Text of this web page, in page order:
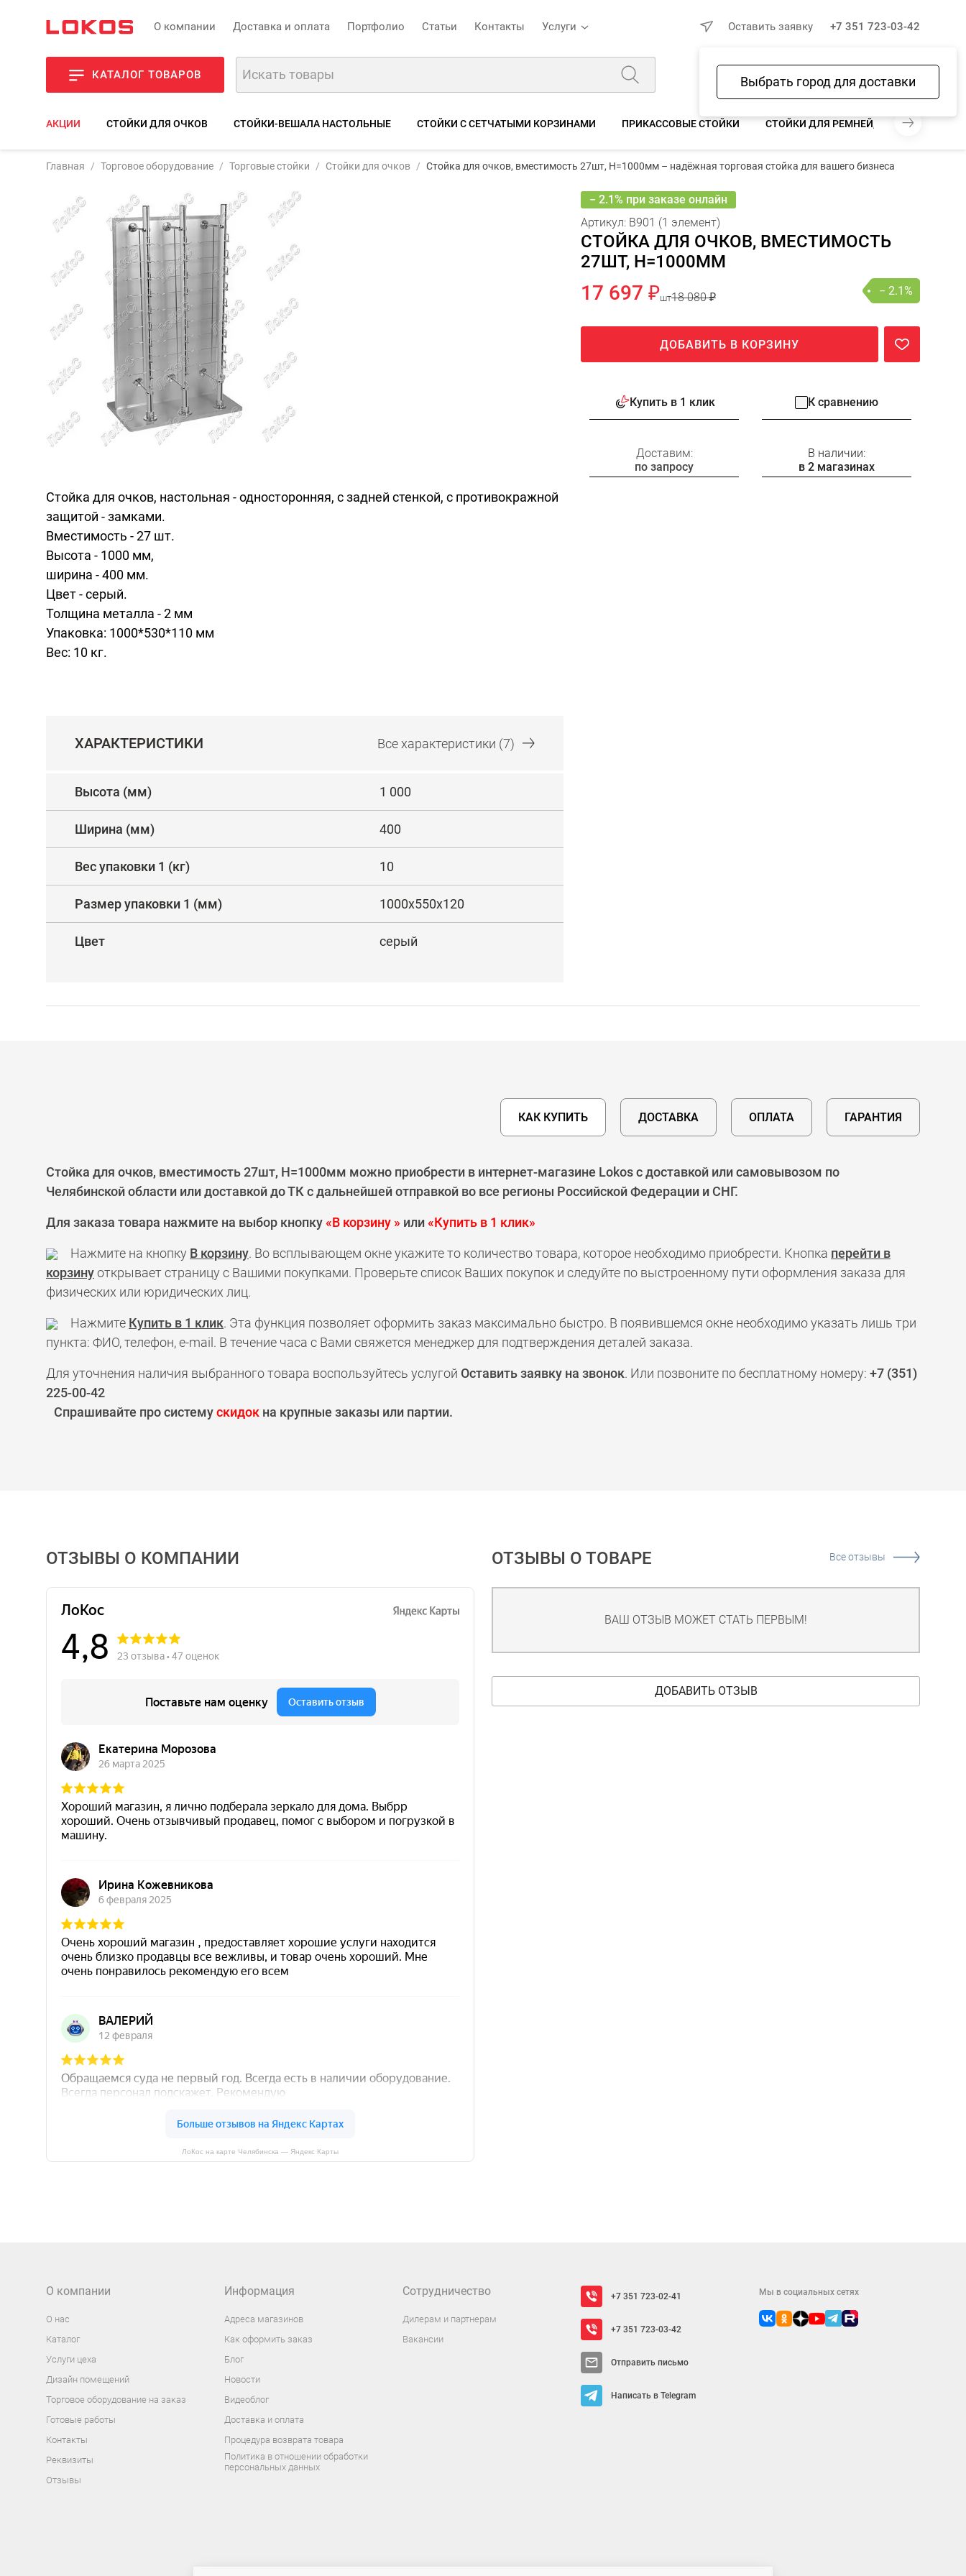
О компании Доставка и оплата Портфолио Статьи Контакты Услуги
Выбрать город для доставки
Оставить заявку +7 351 723-03-42
КАТАЛОГ ТОВАРОВ
Избранное Сравнение Корзина
АКЦИИ СТОЙКИ ДЛЯ ОЧКОВ СТОЙКИ-ВЕШАЛА НАСТОЛЬНЫЕ СТОЙКИ С СЕТЧАТЫМИ КОРЗИНАМИ ПРИКАССОВЫЕ СТОЙКИ СТОЙКИ ДЛЯ РЕМНЕЙ, РУБАШЕК,
Артикул: B901 (1 элемент)
Стойка для очков, вместимость 27шт, H=1000мм 18 080 ₽
онлайн
Главная Торговое оборудование Торговые стойки Стойки для очков Стойка для очков, вместимость 27шт, H=1000мм – надёжная торговая стойка для вашего бизнеса
Стойка для очков, настольная - односторонняя, с задней стенкой, с противокражной
защитой - замками.
Вместимость - 27 шт.
Высота - 1000 мм,
ширина - 400 мм.
Цвет - серый.
Толщина металла - 2 мм
Упаковка: 1000*530*110 мм
Вес: 10 кг.
ХАРАКТЕРИСТИКИ Всехарактеристики (7)
Высота (мм) 1 000
Ширина (мм) 400
Вес упаковки 1 (кг) 10
Размер упаковки 1 (мм) 1000х550х120
Цвет серый
− 2.1% при заказе онлайн
Артикул: B901 (1 элемент)
СТОЙКА ДЛЯ ОЧКОВ, ВМЕСТИМОСТЬ
27ШТ, H=1000ММ
17 697 ₽шт18 080 ₽ − 2.1%
ДОБАВИТЬ В КОРЗИНУ
Купить в 1 клик К сравнению
Доставим:
по запросу
В наличии:
в 2 магазинах
КАК КУПИТЬ ДОСТАВКА ОПЛАТА ГАРАНТИЯ
Стойка для очков, вместимость 27шт, H=1000мм можно приобрести в интернет-магазине Lokos с доставкой или самовывозом по
Челябинской области или доставкой до ТК с дальнейшей отправкой во все регионы Российской Федерации и СНГ.
Для заказа товара нажмите на выбор кнопку«В корзину » или«Купить в 1 клик»
Нажмите на кнопку В корзину. Во всплывающем окне укажите то количество товара, которое необходимо приобрести. Кнопка перейти в
корзинуоткрывает страницу с Вашими покупками. Проверьте список Ваших покупок и следуйте по выстроенному пути оформления заказа для
физических или юридических лиц.
Нажмите Купить в 1 клик. Эта функция позволяет оформить заказ максимально быстро. В появившемся окне необходимо указать лишь три
пункта: ФИО, телефон, e-mail. В течение часа с Вами свяжется менеджер для подтверждения деталей заказа.
Для уточнения наличия выбранного товара воспользуйтесь услугой Оставить заявку на звонок. Или позвоните по бесплатному номеру: +7 (351)
225-00-42
Спрашивайте про системускидок на крупные заказы или партии.
ОТЗЫВЫ О КОМПАНИИ
ЛоКос на карте Челябинска — Яндекс Карты
ОТЗЫВЫ О ТОВАРЕ Все отзывы
ВАШ ОТЗЫВ МОЖЕТ СТАТЬ ПЕРВЫМ!
ДОБАВИТЬ ОТЗЫВ
О компании
О нас
Каталог
Услуги цеха
Дизайн помещений
Торговое оборудование на заказ
Готовые работы
Контакты
Реквизиты
Отзывы
Информация
Адреса магазинов
Как оформить заказ
Блог
Новости
Видеоблог
Доставка и оплата
Процедура возврата товара
Политика в отношении обработки
персональных данных
Сотрудничество
Дилерам и партнерам
Вакансии
+7 351 723-02-41
+7 351 723-03-42
Отправить письмо
Написать в Telegram
Мы в социальных сетях